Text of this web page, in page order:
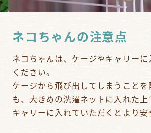
ネコちゃんの注意点
ネコちゃんは、ケージやキャリー
ください。
ケージから飛び出してしまうことを
も、大きめの洗濯ネットに入れた上
キャリーに入れていただくとより安